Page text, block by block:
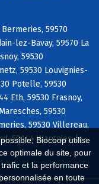
Biocoop utilise
optimale du site, pour
et la performance
en toute
59570
lez-Bavay, 59570 La
59530
59530 Louvignies-
Potelle, 59530
Eth, 59530 Frasnoy,
59530
59530 Villereau,
59144 Wargnies-le-